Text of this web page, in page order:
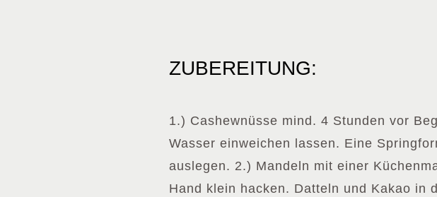
ZUBEREITUNG:
1.) Cashewnüsse mind. 4 Stunden vor
Wasser einweichen lassen. Eine
auslegen. 2.) Mandeln mit einer
Hand klein hacken. Datteln und Kakao in